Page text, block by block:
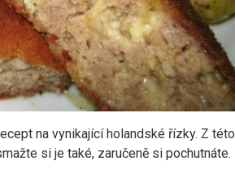
na vynikající holandské řízky. Z této
si je také, zaručeně si pochutnáte.